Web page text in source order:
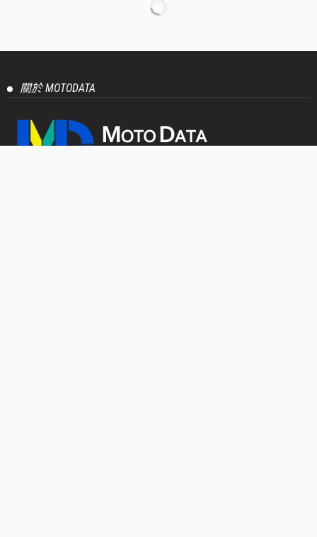
【官方新聞稿】從賽道到街道：承襲TSR廠隊設計
語彙， 「CYGNUS X」極鋒銀 新色上市
式開跑！歷年規模最大騎士紳裝公益活動即將登
場！
【官方新聞稿】Honda Motorcycle 全新2026年式